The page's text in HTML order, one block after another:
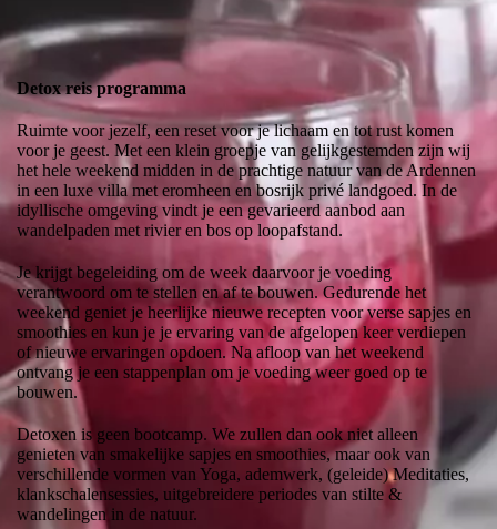
Detox reis programma
Ruimte voor jezelf, een reset voor je lichaam en tot rust komen
voor je geest. Met een klein groepje van gelijkgestemden zijn wij
het hele weekend midden in de prachtige natuur van de Ardennen
in een luxe villa met eromheen en bosrijk privé landgoed. In de
idyllische omgeving vindt je een gevarieerd aanbod aan
wandelpaden met rivier en bos op loopafstand.
Je krijgt begeleiding om de week daarvoor je voeding
verantwoord om te stellen en af te bouwen. Gedurende het
weekend geniet je heerlijke nieuwe recepten voor verse sapjes en
smoothies en kun je je ervaring van de afgelopen keer verdiepen
of nieuwe ervaringen opdoen. Na afloop van het weekend
ontvang je een stappenplan om je voeding weer goed op te
bouwen.
Detoxen is geen bootcamp. We zullen dan ook niet alleen
genieten van smakelijke sapjes en smoothies, maar ook van
verschillende vormen van Yoga, ademwerk, (geleide) Meditaties,
klankschalensessies, uitgebreidere periodes van stilte &
wandelingen in de natuur.